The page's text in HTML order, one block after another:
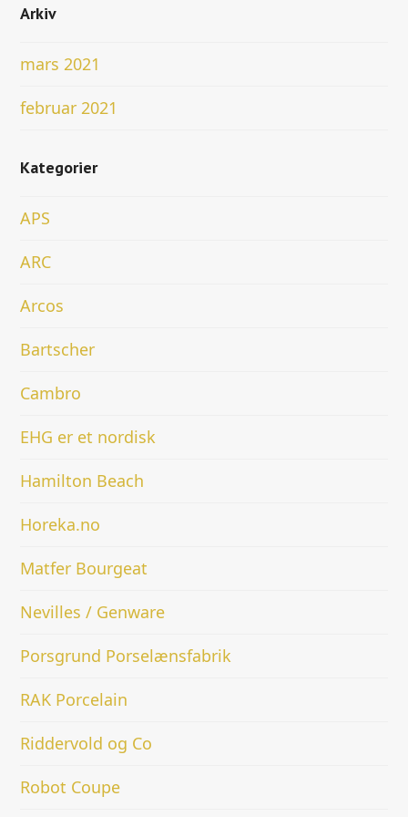
Arkiv
mars 2021
februar 2021
Kategorier
APS
ARC
Arcos
Bartscher
Cambro
EHG er et nordisk
Hamilton Beach
Horeka.no
Matfer Bourgeat
Nevilles / Genware
Porsgrund Porselænsfabrik
RAK Porcelain
Riddervold og Co
Robot Coupe